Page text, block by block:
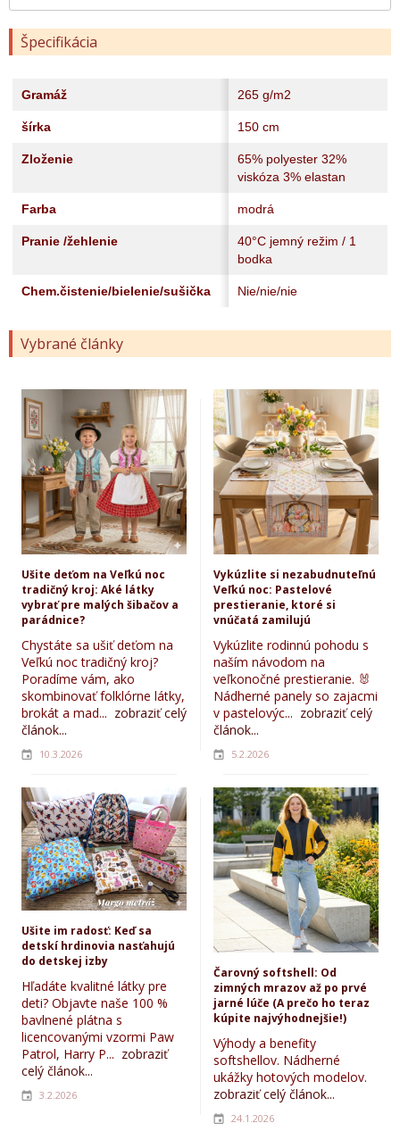
Špecifikácia
Gramáž 265 g/m2
šírka 150 cm
Zloženie
65% polyester 32%
viskóza 3% elastan
Farba modrá
Pranie /žehlenie
40°C jemný režim / 1
bodka
Chem.čistenie/bielenie/sušička Nie/nie/nie
Vybrané články
Ušite deťom na Veľkú noc
tradičný kroj: Aké látky
vybrať pre malých šibačov a
parádnice?
Chystáte sa ušiť deťom na
Veľkú noc tradičný kroj?
Poradíme vám, ako
skombinovať folklórne látky,
brokát a mad... zobraziť celý
článok...
10.3.2026
Vykúzlite si nezabudnuteľnú
Veľkú noc: Pastelové
prestieranie, ktoré si
vnúčatá zamilujú
Vykúzlite rodinnú pohodu s
naším návodom na
veľkonočné prestieranie. 🐰
Nádherné panely so zajacmi
v pastelovýc... zobraziť celý
článok...
5.2.2026
Ušite im radosť: Keď sa
detskí hrdinovia nasťahujú
do detskej izby
Hľadáte kvalitné látky pre
deti? Objavte naše 100 %
bavlnené plátna s
licencovanými vzormi Paw
Patrol, Harry P... zobraziť
celý článok...
3.2.2026
Čarovný softshell: Od
zimných mrazov až po prvé
jarné lúče (A prečo ho teraz
kúpite najvýhodnejšie!)
Výhody a benefity
softshellov. Nádherné
ukážky hotových modelov.
zobraziť celý článok...
24.1.2026